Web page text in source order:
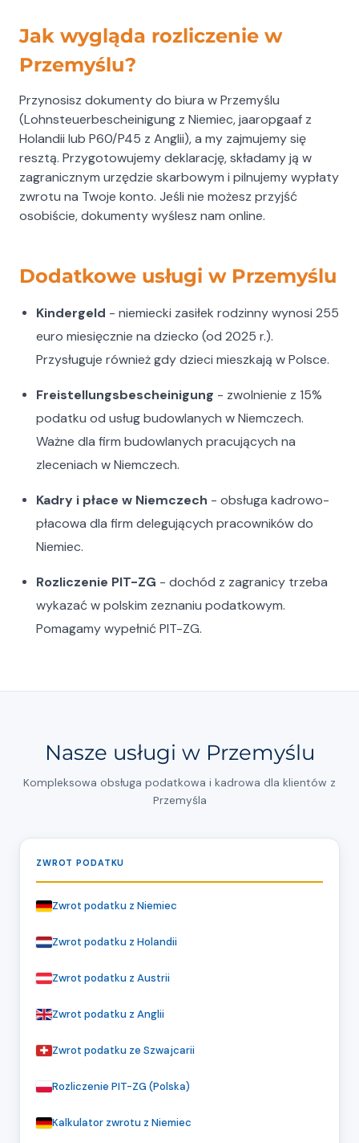
Jak wygląda rozliczenie w
Przemyślu?
Przynosisz dokumenty do biura w Przemyślu
(Lohnsteuerbescheinigung z Niemiec, jaaropgaaf z
Holandii lub P60/P45 z Anglii), a my zajmujemy się
resztą. Przygotowujemy deklarację, składamy ją w
zagranicznym urzędzie skarbowym i pilnujemy wypłaty
zwrotu na Twoje konto. Jeśli nie możesz przyjść
osobiście, dokumenty wyślesz nam online.
Dodatkowe usługi w Przemyślu
Kindergeld - niemiecki zasiłek rodzinny wynosi 255
euro miesięcznie na dziecko (od 2025 r.).
Przysługuje również gdy dzieci mieszkają w Polsce.
Freistellungsbescheinigung - zwolnienie z 15%
podatku od usług budowlanych w Niemczech.
Ważne dla firm budowlanych pracujących na
zleceniach w Niemczech.
Kadry i płace w Niemczech - obsługa kadrowo-
płacowa dla firm delegujących pracowników do
Niemiec.
Rozliczenie PIT-ZG - dochód z zagranicy trzeba
wykazać w polskim zeznaniu podatkowym.
Pomagamy wypełnić PIT-ZG.
Nasze usługi w Przemyślu
Kompleksowa obsługa podatkowa i kadrowa dla klientów z
Przemyśla
ZWROT PODATKU
Zwrot podatku z Niemiec
Zwrot podatku z Holandii
Zwrot podatku z Austrii
Zwrot podatku z Anglii
Zwrot podatku ze Szwajcarii
Rozliczenie PIT-ZG (Polska)
Kalkulator zwrotu z Niemiec